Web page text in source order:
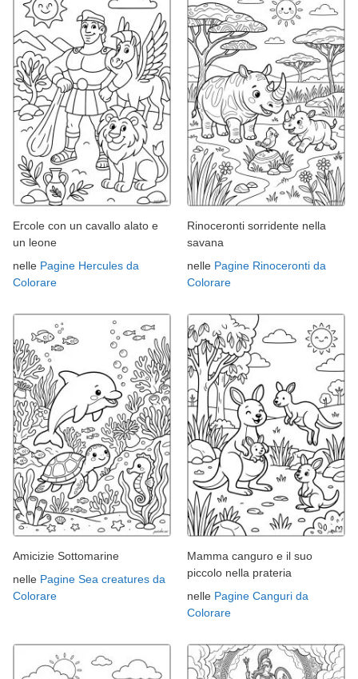
Ercole con un cavallo alato e
un leone
nelle Pagine Hercules da
Colorare
Rinoceronti sorridente nella
savana
nelle Pagine Rinoceronti da
Colorare
Amicizie Sottomarine
nelle Pagine Sea creatures da
Colorare
Mamma canguro e il suo
piccolo nella prateria
nelle Pagine Canguri da
Colorare